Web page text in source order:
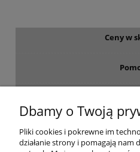
Ceny w
Moje
Dbamy o Twoją
Pliki cookies i pokrewne im
działanie strony i pomagają nam